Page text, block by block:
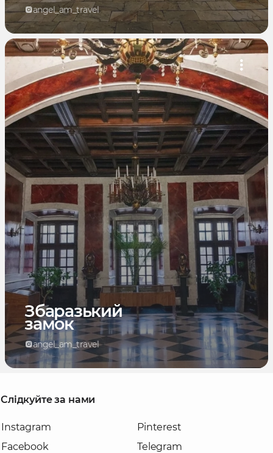
angel_am_travel
Збаразький
замок
angel_am_travel
Слідкуйте за нами
Instagram
Facebook
Pinterest
Telegram